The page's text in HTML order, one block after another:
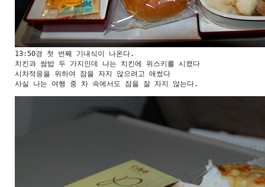
13:50경 첫 번째 기내식이 나온다.
치킨과 쌈밥 두 가지인데 나는 치킨에 위스키를 시켰다
시차적응을 위하여 잠을 자지 않으려고 애썼다
사실 나는 여행 중 차 속에서도 잠을 잘 자지 않는다.